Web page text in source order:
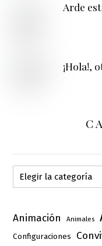
Arde
¡Hola!,
Categorías
Animación Animales
Configuraciones